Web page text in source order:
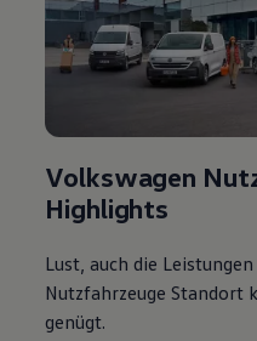
Volkswagen
Highlights
Lust, auch die
Nutzfahrzeuge Standort
genügt.